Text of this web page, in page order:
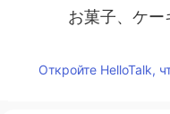
お菓子、ケー
お菓子、ケ
を
Откройте HelloTalk,